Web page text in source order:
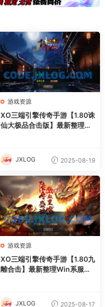
游戏资源
XO三端引擎传奇手游【1.80诛
仙大极品合击版】最新整理Wi
JXLOG 2025-08-19
游戏资源
XO三端引擎传奇手游【1.80九
離合击】最新整理Win系服务
JXLOG 2025-08-17